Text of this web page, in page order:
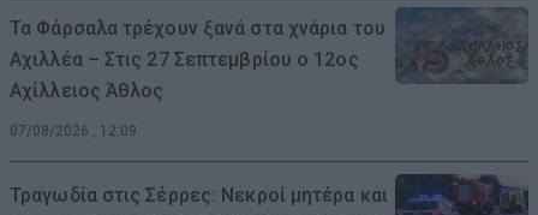
Τα Φάρσαλα τρέχουν ξανά στα χνάρια του
Αχιλλέα – Στις 27 Σεπτεμβρίου ο 12ος
Αχίλλειος Άθλος
07/08/2026 , 12:09
Τραγωδία στις Σέρρες: Νεκροί μητέρα και